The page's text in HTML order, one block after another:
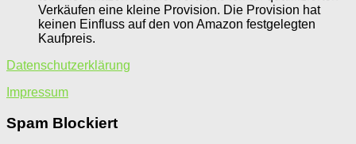
Verkäufen eine kleine Provision. Die Provision hat
keinen Einfluss auf den von Amazon festgelegten
Kaufpreis.
Datenschutzerklärung
Impressum
Spam Blockiert